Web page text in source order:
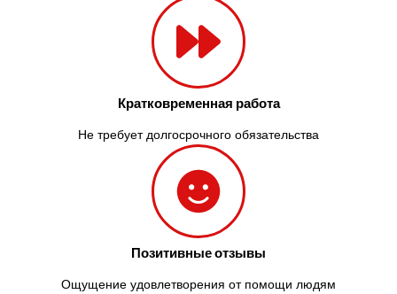
Кратковременная работа
Не требует долгосрочного обязательства
Позитивные отзывы
Ощущение удовлетворения от помощи людям